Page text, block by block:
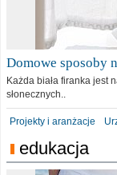
Domowe sposoby
Każda biała firanka jest
słonecznych..
Projekty i aranżacje
edukacja